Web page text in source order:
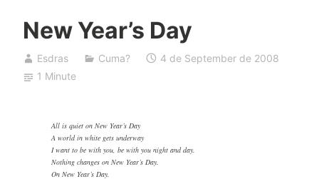
New Year’s Day
Esdras Cuma?
4 de September de 2008
1 Minute
All is quiet on New Year’s Day
A world in white gets underway
I want to be with you, be with you night and day.
Nothing changes on New Year’s Day.
On New Year’s Day.